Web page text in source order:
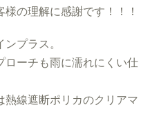
の理解に感謝です！！！
プラス。
ローチも雨に濡れにくい仕
線遮断ポリカのクリアマ